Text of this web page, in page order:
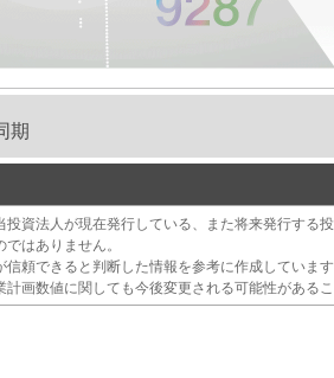
期
資法人が現在発行している、また将来発行する
はありません。
信頼できると判断した情報を参考に作成していま
画数値に関しても今後変更される可能性がある